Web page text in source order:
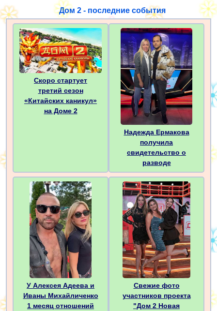
Дом 2 - последние события
Скоро стартует
третий сезон
«Китайских каникул»
на Доме 2
Надежда Ермакова
получила
свидетельство о
разводе
У Алексея Адеева и
Иваны Михайличенко
1 месяц отношений
Свежие фото
участников проекта
"Дом 2 Новая